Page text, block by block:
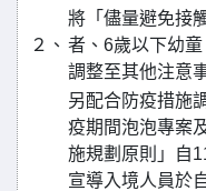
２、
將「儘量避免接
者、6歲以下幼童
調整至其他注意
另配合防疫措施
疫期間泡泡專案
施規劃原則」自
宣導入境人員於